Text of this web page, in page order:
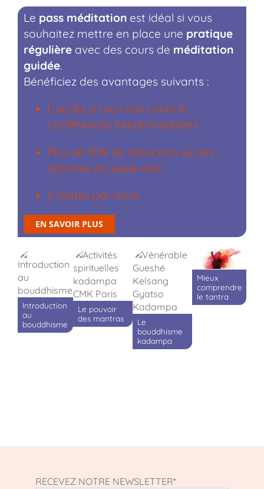
Le pass méditationest idéal si vous
souhaitez mettre en place une pratique
régulièreavec des cours de méditation
guidée.
Bénéficiez des avantages suivants :
L’accès à tous nos cours &
conférences hebdomadaires
Plus de 50% de réduction sur les
activités du week-end
2 invités par mois
EN SAVOIR PLUS
Introduction
au
bouddhisme
Le pouvoir
des mantras
Le
bouddhisme
kadampa
Mieux
comprendre
le tantra
RECEVEZ NOTRE NEWSLETTER*